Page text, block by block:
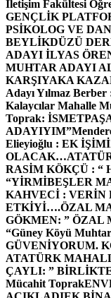
İletişim Fakültesi
GENÇLİK
PSİKOLOG VE
BEYLİKDÜZÜ
ADAYI İLYAS
MUHTAR ADAYI
KARŞIYAKA
Adayı Yılmaz
Kalaycılar Mahalle
Toprak:
ADAYIYIM”
Elieyioğlu : EK
OLACAK…
RASİM KÖKÇÜ : “
“YİRMİBEŞLER
KAHVECİ : VERİN
ETKİYİ….ÖZAL
GÖKMEN: ” ÖZAL
“Güney Köyü
GÜVENİYORUM.
ATATÜRK
ÇAYLI: ”
Mücahit Toprak